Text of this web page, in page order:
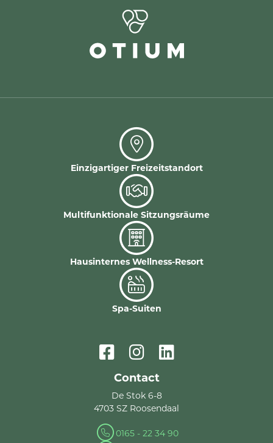
Einzigartiger Freizeitstandort
Multifunktionale Sitzungsräume
Hausinternes Wellness-Resort
Spa-Suiten
Contact
De Stok 6-8
4703 SZ Roosendaal
0165 - 22 34 90